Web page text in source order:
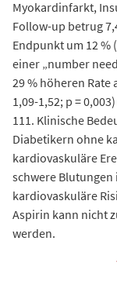
Myokardinfarkt,
Follow-up betrug
Endpunkt um 12 %
einer „number
29 % höheren Rate
1,09-1,52; p =
111. Klinische
Diabetikern ohne
kardiovaskuläre
schwere
kardiovaskuläre
Aspirin kann nicht
werden.